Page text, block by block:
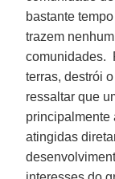
bastante
trazem
comunidades.
terras, destrói
ressaltar que
principalmente
atingidas